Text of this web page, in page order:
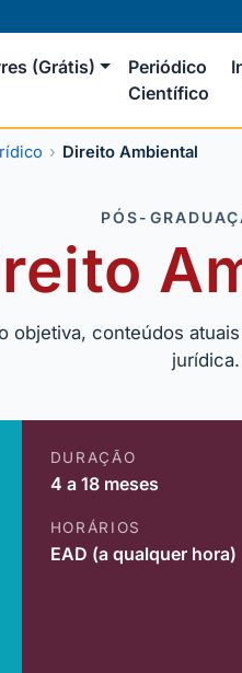
(Grátis)
Periódico
Científico
Direito Ambiental
PÓS-
objetiva, conteúdos
jurídica.
DURAÇÃO
4 a 18 meses
HORÁRIOS
EAD (a qualquer hora)